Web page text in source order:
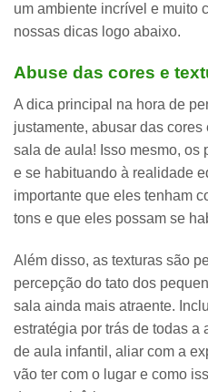
um ambiente incrível e muito
nossas dicas logo abaixo.
Abuse das cores e
A dica principal na hora de
justamente, abusar das cores
sala de aula! Isso mesmo, os
e se habituando à realidade
importante que eles tenham
tons e que eles possam se
Além disso, as texturas são
percepção do tato dos
sala ainda mais atraente.
estratégia por trás de todas a
de aula infantil, aliar com a
vão ter com o lugar e como